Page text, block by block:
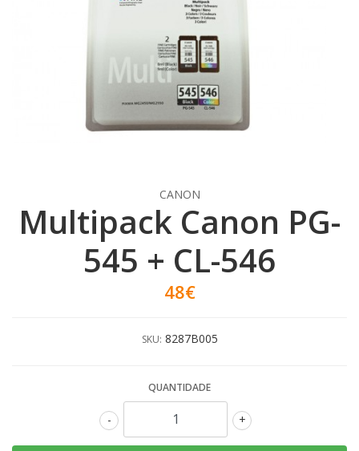
CANON
Multipack Canon PG-
545 + CL-546
48€
SKU: 8287B005
QUANTIDADE
+
-